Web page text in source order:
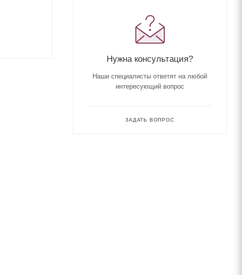
Нужна консультация?
Наши специалисты ответят на любой
интересующий вопрос
ЗАДАТЬ ВОПРОС